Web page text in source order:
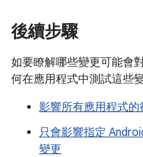
後續步驟
如要瞭解哪些變更可能會
何在應用程式中測試這些
影響所有應用程式的
只會影響指定
變更